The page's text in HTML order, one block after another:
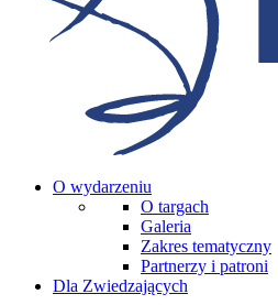
O wydarzeniu
O targach
Galeria
Zakres tematyczny
Partnerzy i patroni
Dla Zwiedzających